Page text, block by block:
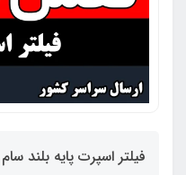
فیلتر اسپرت پایه بلند سام